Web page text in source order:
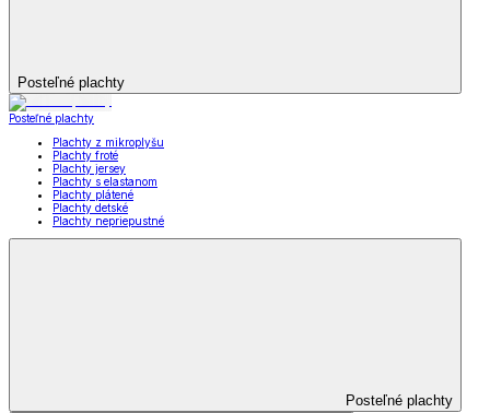
Posteľné plachty
Posteľné plachty
Plachty z mikroplyšu
Plachty froté
Plachty jersey
Plachty s elastanom
Plachty plátené
Plachty detské
Plachty nepriepustné
Posteľné plachty